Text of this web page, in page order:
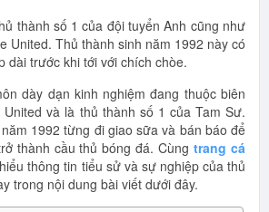
thành số 1 của đội tuyển Anh cũng như
United. Thủ thành sinh năm 1992 này có
dài trước khi tới với chích chòe.
dày dạn kinh nghiệm đang thuộc biên
và là thủ thành số 1 của Tam Sư.
1992 từng đi giao sữa và bán báo để
thành cầu thủ bóng đá. Cùngtrang cá
thông tin tiểu sử và sự nghiệp của thủ
trong nội dung bài viết dưới đây.